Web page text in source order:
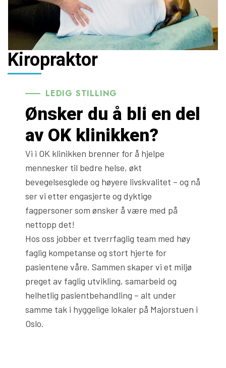
Kiropraktor
LEDIG STILLING
Ønsker du å bli en del
av OK klinikken?
Vi i OK klinikken brenner for å hjelpe
mennesker til bedre helse, økt
bevegelsesglede og høyere livskvalitet – og nå
ser vi etter engasjerte og dyktige
fagpersoner som ønsker å være med på
nettopp det!
Hos oss jobber et tverrfaglig team med høy
faglig kompetanse og stort hjerte for
pasientene våre. Sammen skaper vi et miljø
preget av faglig utvikling, samarbeid og
helhetlig pasientbehandling – alt under
samme tak i hyggelige lokaler på Majorstuen i
Oslo.